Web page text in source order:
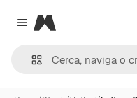
Close menu
Magnific